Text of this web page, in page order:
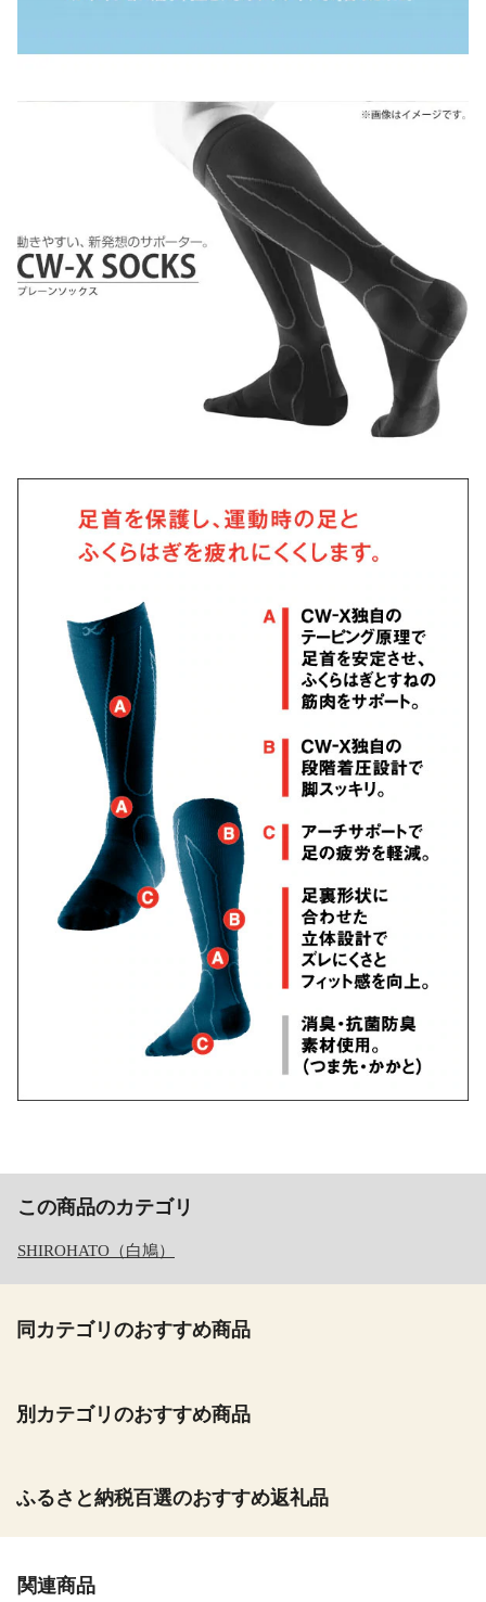
この商品のカテゴリ
SHIROHATO（白鳩）
同カテゴリのおすすめ商品
別カテゴリのおすすめ商品
ふるさと納税百選のおすすめ返礼品
関連商品